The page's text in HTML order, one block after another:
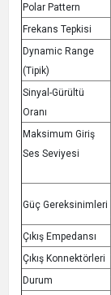
Polar Pattern
Frekans Tepkisi
Dynamic Range
(Tipik)
Sinyal-Gürültü
Oranı
Maksimum Giriş
Ses Seviyesi
Güç Gereksinimleri
Çıkış Empedansı
Çıkış Konnektörleri
Durum